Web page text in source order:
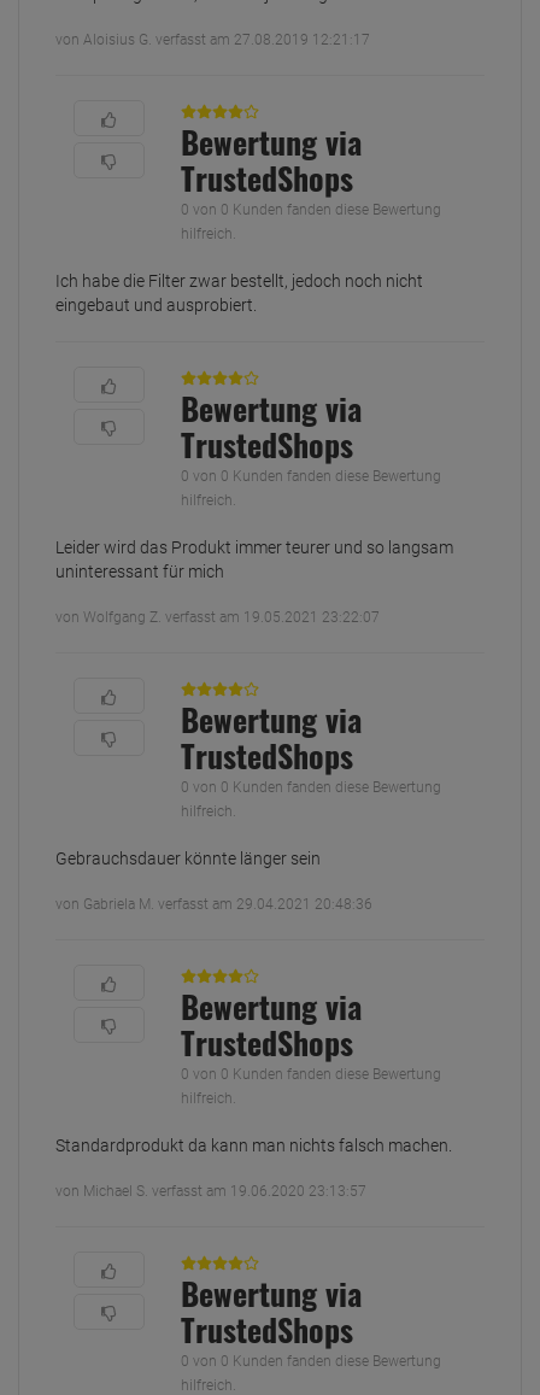
von Aloisius G. verfasst am 27.08.2019 12:21:17
Bewertung via
TrustedShops
0 von 0 Kunden fanden diese Bewertung
hilfreich.
Ich habe die Filter zwar bestellt, jedoch noch nicht
eingebaut und ausprobiert.
Bewertung via
TrustedShops
0 von 0 Kunden fanden diese Bewertung
hilfreich.
Leider wird das Produkt immer teurer und so langsam
uninteressant für mich
von Wolfgang Z. verfasst am 19.05.2021 23:22:07
Bewertung via
TrustedShops
0 von 0 Kunden fanden diese Bewertung
hilfreich.
Gebrauchsdauer könnte länger sein
von Gabriela M. verfasst am 29.04.2021 20:48:36
Bewertung via
TrustedShops
0 von 0 Kunden fanden diese Bewertung
hilfreich.
Standardprodukt da kann man nichts falsch machen.
von Michael S. verfasst am 19.06.2020 23:13:57
Bewertung via
TrustedShops
0 von 0 Kunden fanden diese Bewertung
hilfreich.